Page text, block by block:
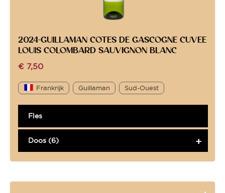
2024-GUILLAMAN COTES DE GASCOGNE CUVEE
LOUIS COLOMBARD SAUVIGNON BLANC
€ 7,50
Frankrijk Guillaman Sud-Ouest
Fles
Doos (6)